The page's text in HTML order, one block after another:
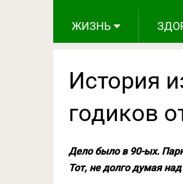
ЖИЗНЬ
История
годиков
Дело было в 90-ых.
Тот, не долго думая